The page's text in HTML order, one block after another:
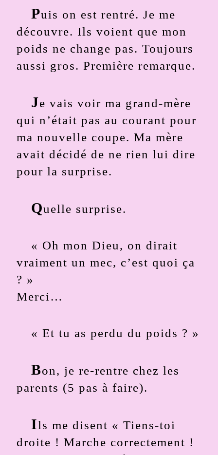
Puis on est rentré. Je me
découvre. Ils voient que mon
poids ne change pas. Toujours
aussi gros. Première remarque.
Je vais voir ma grand-mère
qui n’était pas au courant pour
ma nouvelle coupe. Ma mère
avait décidé de ne rien lui dire
pour la surprise.
Quelle surprise.
« Oh mon Dieu, on dirait
vraiment un mec, c’est quoi ça
? »
Merci…
« Et tu as perdu du poids ? »
Bon, je re-rentre chez les
parents (5 pas à faire).
Ils me disent « Tiens-toi
droite ! Marche correctement !